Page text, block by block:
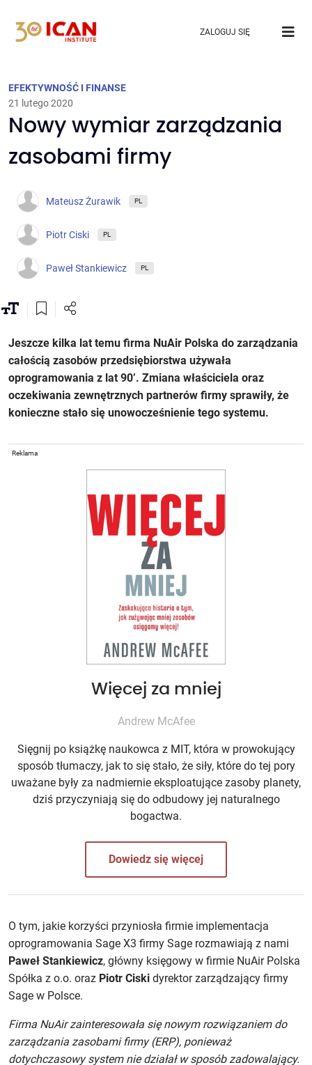
ZALOGUJ SIĘ
EFEKTYWNOŚĆ I FINANSE
21 lutego 2020
Nowy wymiar zarządzania
zasobami firmy
Mateusz Żurawik PL
Piotr Ciski PL
Paweł Stankiewicz PL
Jeszcze kilka lat temu firma NuAir Polska do zarządzania
całością zasobów przedsiębiorstwa używała
oprogramowania z lat 90’. Zmiana właściciela oraz
oczekiwania zewnętrznych partnerów firmy sprawiły, że
konieczne stało się unowocześnienie tego systemu.
Reklama
Więcej za mniej
Andrew McAfee
Sięgnij po książkę naukowca z MIT, która w prowokujący
sposób tłumaczy, jak to się stało, że siły, które do tej pory
uważane były za nadmiernie eksploatujące zasoby planety,
dziś przyczyniają się do odbudowy jej naturalnego
bogactwa.
Dowiedz się więcej
O tym, jakie korzyści przyniosła firmie implementacja
oprogramowania Sage X3 firmy Sage rozmawiają z nami
Paweł Stankiewicz, główny księgowy w firmie NuAir Polska
Spółka z o.o. oraz Piotr Ciski dyrektor zarządzający firmy
Sage w Polsce.
Firma NuAir zainteresowała się nowym rozwiązaniem do
zarządzania zasobami firmy (ERP), ponieważ
dotychczasowy system nie działał w sposób zadowalający.